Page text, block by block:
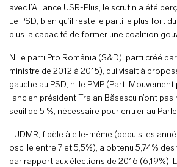
avec l’Alliance USR-Plus, le scrutin a été
Le PSD, bien qu’il reste le parti le plus fort
plus la capacité de former une coalition
Ni le parti Pro România (S&D), parti créé
ministre de 2012 à 2015), qui visait à
gauche au PSD, ni le PMP (Parti Mouvement
l’ancien président Traian Băsescu n’ont
seuil de 5 %, nécessaire pour entrer au
L’UDMR, fidèle à elle-même (depuis les
oscille entre 7 et 5,5%), a obtenu 5,74% des
par rapport aux élections de 2016 (6,19%).